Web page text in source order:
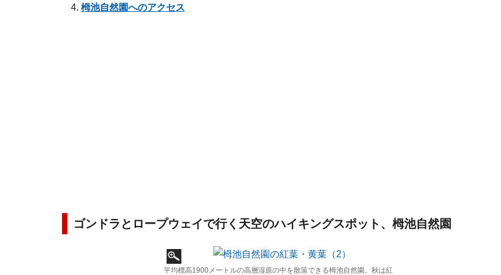
栂池自然園へのアクセス
ゴンドラとロープウェイで行く天空のハイキングスポット、栂池自然園
平均標高1900メートルの高層湿原の中を散策できる栂池自然園。秋は紅